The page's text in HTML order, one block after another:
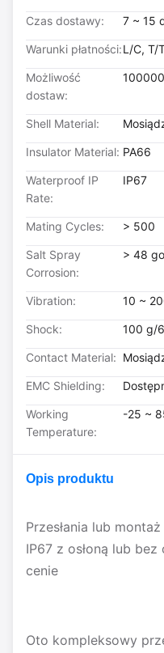
Czas dostawy: 7 ~ 15
Warunki płatności:L/C, T/
Możliwość
dostaw:
Shell Material:
Insulator Material: PA66
Waterproof IP
Rate:
IP67
Mating Cycles: > 500
Salt Spray
Corrosion:
> 48
Vibration: 10 ~
Shock: 100 g/
Contact Material:
EMC Shielding:
Working
Temperature:
-25 ~
Opis produktu
Przesłania lub
IP67 z osłoną lub bez
cenie
Oto kompleksowy